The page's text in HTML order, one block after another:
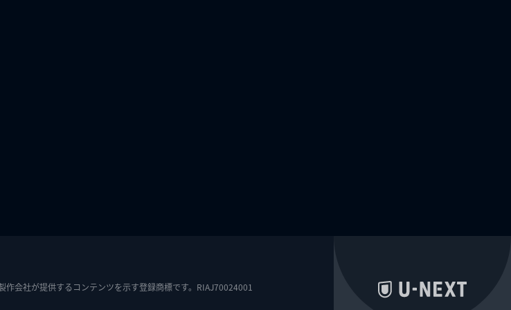
作会社が提供するコンテンツを示す登録商標です。RIAJ70024001